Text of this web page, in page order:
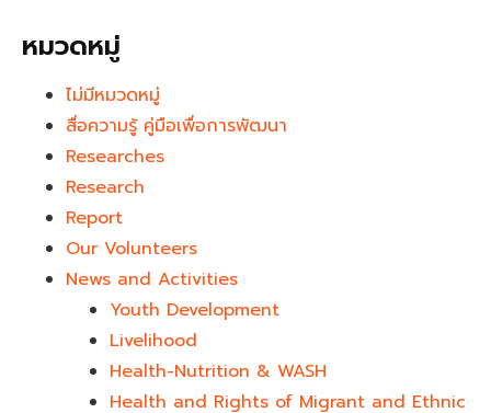
หมวดหมู่
ไม่มีหมวดหมู่
สื่อความรู้ คู่มือเพื่อการพัฒนา
Researches
Research
Report
Our Volunteers
News and Activities
Youth Development​
Livelihood
Health-Nutrition & WASH
Health and Rights of Migrant and Ethnic